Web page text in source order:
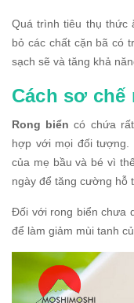
Quá trình tiêu thụ thức
bỏ các chất cặn bã có
sạch sẽ và tăng khả
Cách sơ
Rong biển có chứa
hợp với mọi đối
của mẹ bầu và bé vì
ngày để tăng cường hỗ
Đối với rong biển chưa
để làm giảm mùi tanh